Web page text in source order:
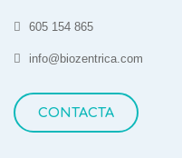
605 154 865
info@biozentrica.com
CONTACTA